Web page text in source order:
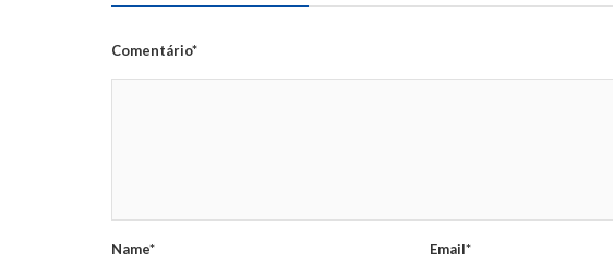
Comentário*
Name* Email*